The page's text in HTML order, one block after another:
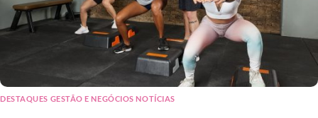
DESTAQUES GESTÃO E NEGÓCIOS NOTÍCIAS